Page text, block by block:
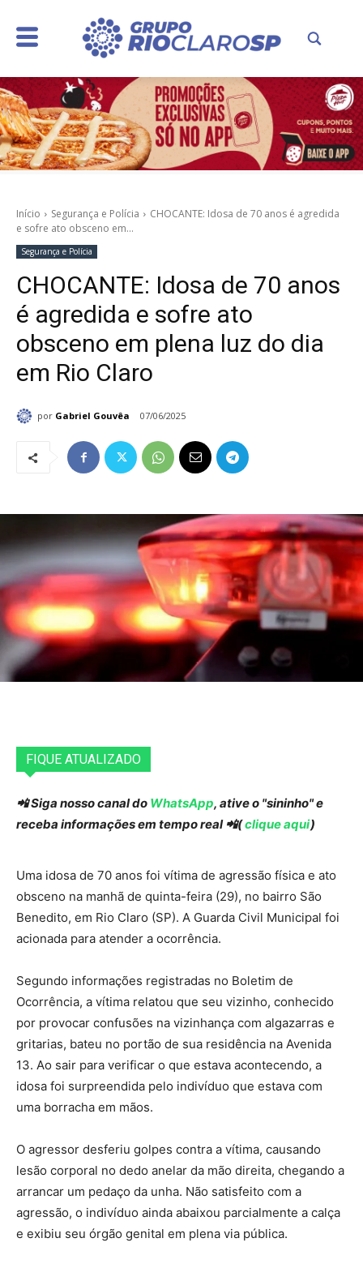
Início Segurança e Polícia
CHOCANTE: Idosa de 70 anos é agredida
e sofre ato obsceno em...
Segurança e Polícia
CHOCANTE: Idosa de 70 anos
é agredida e sofre ato
obsceno em plena luz do dia
em Rio Claro
por Gabriel Gouvêa 07/06/2025
FIQUE ATUALIZADO
📲 Siga nosso canal do WhatsApp, ative o "sininho" e
receba informações em tempo real 📲(clique aqui)
Uma idosa de 70 anos foi vítima de agressão física e ato
obsceno na manhã de quinta-feira (29), no bairro São
Benedito, em Rio Claro (SP). A Guarda Civil Municipal foi
acionada para atender a ocorrência.
Segundo informações registradas no Boletim de
Ocorrência, a vítima relatou que seu vizinho, conhecido
por provocar confusões na vizinhança com algazarras e
gritarias, bateu no portão de sua residência na Avenida
13. Ao sair para verificar o que estava acontecendo, a
idosa foi surpreendida pelo indivíduo que estava com
uma borracha em mãos.
O agressor desferiu golpes contra a vítima, causando
lesão corporal no dedo anelar da mão direita, chegando a
arrancar um pedaço da unha. Não satisfeito com a
agressão, o indivíduo ainda abaixou parcialmente a calça
e exibiu seu órgão genital em plena via pública.